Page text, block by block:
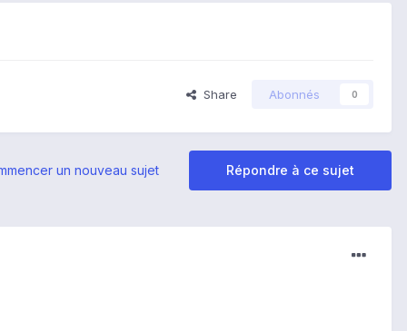
Share Abonnés 0
Répondre à ce sujet
un nouveau sujet